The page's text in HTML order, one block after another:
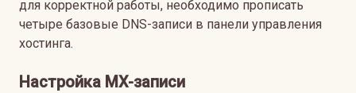
для корректной работы, необходимо прописать
четыре базовые DNS-записи в панели управления
хостинга.
Настройка MX-записи